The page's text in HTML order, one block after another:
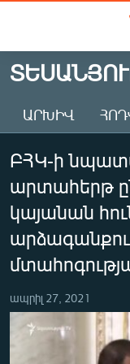
Անցնել
հիմնական
Անցնել
հիմնական
մենյուին
ԱԶԱՏՈՒԹՅՈՒՆ TV
ՀԱՅԱՍՏԱՆ
ԻՐԱՎՈՒՆՔ
ՀԱՍԱՐԱԿՈՒԹՅՈՒՆ
ՏՆՏԵՍՈՒԹՅՈՒՆ
ՊԱՏԵՐԱԶՄԻ 6
ՏԱՐԱԾԱՇՐՋԱՆ
ԱՐԽԻՎ
ԲՀԿ-ի
արտահերթ
կայանան
ապրիլ 27, 2021